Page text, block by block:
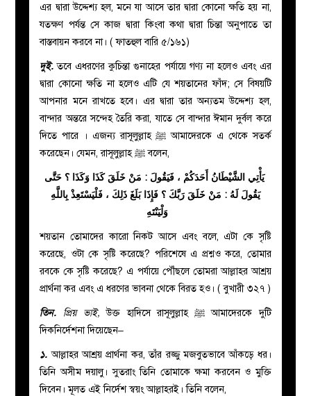
এর দ্বারা উদ্দেশ্য হল, মনে যা আসে তার দ্বারা কোনো ক্ষতি হয় না,
যতক্ষণ পর্যন্ত সে কাজ দ্বারা কিংবা কথা দ্বারা চিন্তা অনুপাতে তা
বাস্তবায়ন করবে না। ( ফাতহুল বারি ৫/১৬১)
দুই. তবে এধরণের কুচিন্তা গুনাহের পর্যায়ে গণ্য না হলেও এবং এর
দ্বারা কোনো ক্ষতি না হলেও এটি যে শয়তানের ফাঁদ; সে বিষয়টি
আপনার মনে রাখতে হবে। এর দ্বারা তার অন্যতম উদ্দেশ্য হল,
বান্দার অন্তরে সন্দেহ তৈরি করা, যাতে সে বান্দার ঈমান দুর্বল করে
দিতে পারে । এজন্য রাসূলুল্লাহ
ﷺআমাদেরকে এ থেকে সতর্ক
করেছেন। যেমন, রাসূলুল্লাহ
ﷺবলেন,
يَأْتِي الشَّيْطَانُ أَحَدَكُمْ ، فَيَقُولَ : مَنْ خَلَقَ كَذَا وَكَذَا ؟ حَتَّى
يَقُولَ لَهُ : مَنْ خَلَقَ رَبَّكَ ؟ فَإِذَا بَلَغَ ذَلِكَ ، فَلْيَسْتَعِذْ بِاللَّهِ
وَلْيَنْتَهِ
শয়তান তোমাদের কারো নিকট আসে এবং বলে, এটা কে সৃষ্টি
করেছে, ওটা কে সৃষ্টি করেছে? পরিশেষে এ প্রশ্নও করে, তোমার
রবকে কে সৃষ্টি করেছে? এ পর্যায়ে পৌঁছলে তোমরা আল্লাহর আশ্রয়
প্রার্থনা কর এবং এ ধরণের ভাবনা থেকে বিরত হও। ( বুখারী ৩২৭ )
তিন. প্রিয় ভাই,উক্ত হাদিসে রাসূলুল্লাহ ﷺআমাদেরকে দুটি
দিকনির্দেশনা দিয়েছেন–
১. আল্লাহর আশ্রয় প্রার্থনা কর, তাঁর রজ্জু মজবুতভাবে আঁকড়ে ধর।
তিনি অসীম দয়ালু। সুতরাং তিনি তোমাকে ক্ষমা করবেন ও মুক্তি
দিবেন। মূলত এই নির্দেশ স্বয়ং আল্লাহরই। তিনি বলেন,